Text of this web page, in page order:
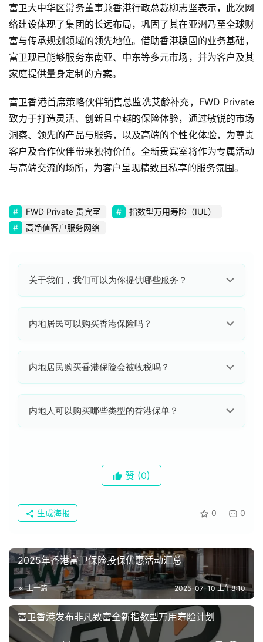
首
页
香
港
保
险
公
司
哪
香
险
栏
投
保
南
险
产
推
荐
移
民
香
港
富卫大中华区常务董事兼香港行政总裁柳志坚表示，此次网
络建设体现了集团的长远布局，巩固了其在亚洲乃至全球财
富与传承规划领域的领先地位。借助香港稳固的业务基础，
富卫现已能够服务东南亚、中东等多元市场，并为客户及其
家庭提供量身定制的方案。
富卫香港首席策略伙伴销售总监冼艾龄补充，FWD Private
致力于打造灵活、创新且卓越的保险体验，通过敏锐的市场
洞察、领先的产品与服务，以及高端的个性化体验，为尊贵
客户及合作伙伴带来独特价值。全新贵宾室将作为专属活动
与高端交流的场所，为客户呈现精致且私享的服务氛围。
FWD Private 贵宾室
指数型万用寿险（IUL）
高净值客户服务网络
关于我们，我们可以为你提供哪些服务？
2015年，累计访客突破千万次，非内地第三方，属于香
港保险公司高管团队，为您提供香港保险咨询、投保、售
后服务。
内地居民可以购买香港保险吗？
自在香港境内签署投保文件及缴付保费。在内地境内“地
下”签署的保单（俗称地下保单）属于无效保单，不受法
律保护。
内地居民购买香港保险会被收税吗？
本利得税、无遗产税），内地暂无针对境外保单红利的成
熟征税代扣渠道。
内地人可以购买哪些类型的香港保单？
赞 (0)
0 0
生成海报
2025年香港富卫保险投保优惠活动汇总
上一篇 2025-07-10 上午8:10
富卫香港发布非凡致富全新指数型万用寿险计划